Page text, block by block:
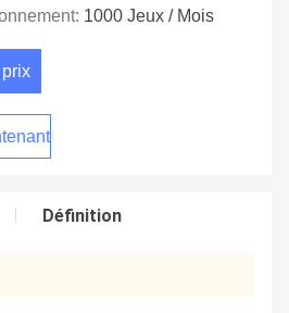
1000 Jeux / Mois
Définition